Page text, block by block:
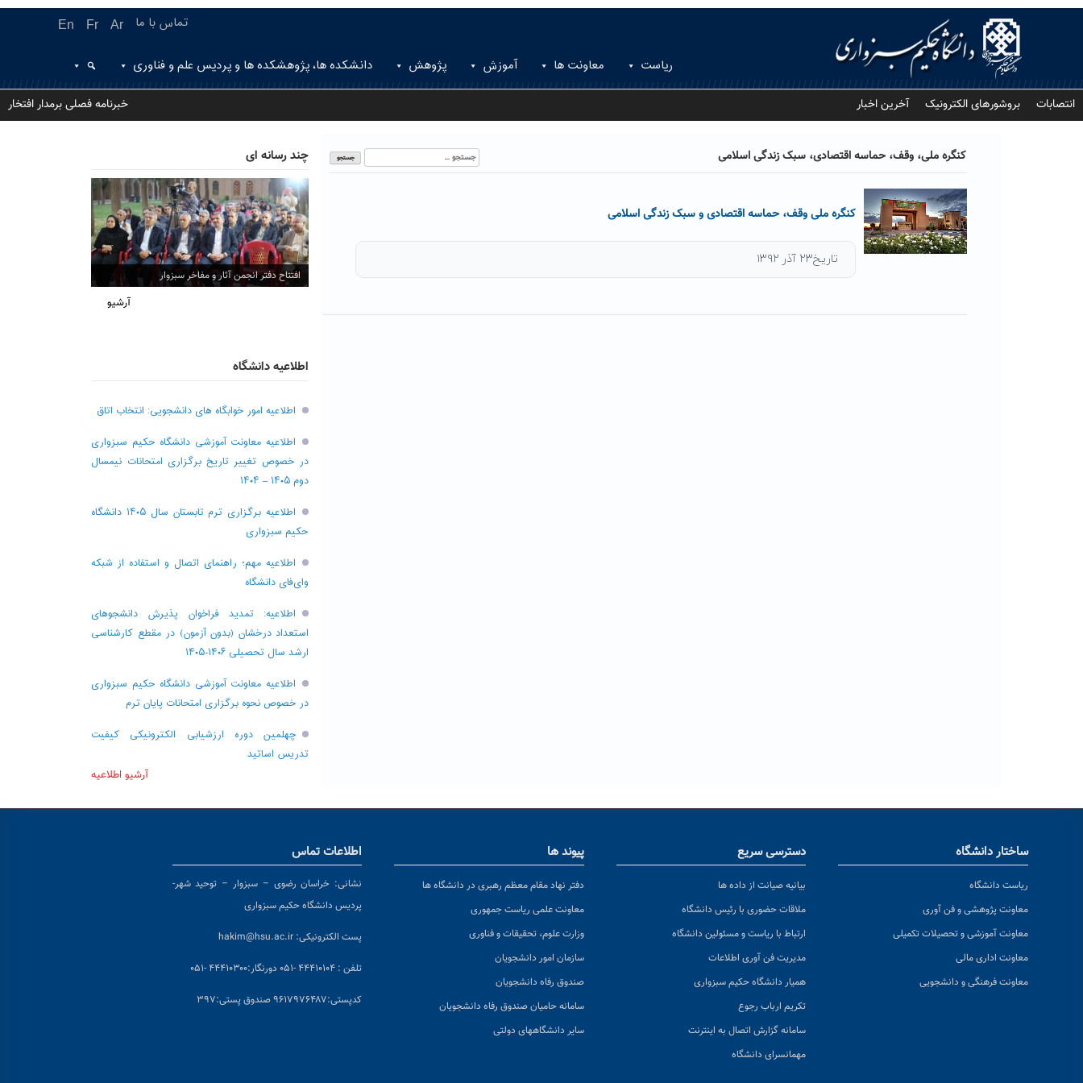
En Fr Ar تماس با ما
ریاست معاونت ها آموزش پژوهش دانشکده ها، پژوهشکده ها و پردیس علم و فناوری
انتصابات بروشورهای الکترونیک آخرین اخبار خبرنامه فصلی برمدار افتخار
کنگره ملی، وقف، حماسه اقتصادی، سبک زندگی اسلامی
جستجو
برای:
کنگره ملی وقف، حماسه اقتصادی و سبک زندگی اسلامی
تاریخ۲۳ آذر ۱۳۹۲
چند رسانه ای
افتتاح دفتر انجمن آثار و مفاخر سبزوار
آرشیو
اطلاعیه دانشگاه
اطلاعیه امور خوابگاه های دانشجویی: انتخاب اتاق
اطلاعیه معاونت آموزشی دانشگاه حکیم سبزواری
در خصوص تغییر تاریخ برگزاری امتحانات نیمسال
دوم ۱۴۰۵ – ۱۴۰۴
اطلاعیه برگزاری ترم تابستان سال ۱۴۰۵ دانشگاه
حکیم سبزواری
اطلاعیه مهم؛ راهنمای اتصال و استفاده از شبکه
وای‌فای دانشگاه
اطلاعیه: تمدید فراخوان پذیرش دانشجو‌های
استعداد درخشان (بدون آزمون) در مقطع کارشناسی
ارشد سال تحصیلی ۱۴۰۶-۱۴۰۵
اطلاعیه معاونت آموزشی دانشگاه حکیم سبزواری
در خصوص نحوه برگزاری امتحانات پایان ترم
چهلمین دوره ارزشیابی الکترونیکی کیفیت
تدریس اساتید
آرشیو اطلاعیه
ساختار دانشگاه
ریاست دانشگاه
معاونت پژوهشی و فن آوری
معاونت آموزشی و تحصیلات تکمیلی
معاونت اداری مالی
معاونت فرهنگی و دانشجویی
دسترسی سریع
بیانیه صیانت از داده ها
ملاقات حضوری با رئیس دانشگاه
ارتباط با ریاست و مسئولین دانشگاه
مدیریت فن آوری اطلاعات
همیار دانشگاه حکیم سبزواری
تکریم ارباب رجوع
سامانه گزارش اتصال به اینترنت
مهمانسرای دانشگاه
پیوند ها
دفتر نهاد مقام معظم رهبری در دانشگاه ها
معاونت علمی ریاست جمهوری
وزارت علوم، تحقیقات و فناوری
سازمان امور دانشجویان
صندوق رفاه دانشجویان
سامانه حامیان صندوق رفاه دانشجویان
سایر دانشگاههای دولتی
اطلاعات تماس
نشانی: خراسان رضوی – سبزوار – توحید شهر-
پردیس دانشگاه حکیم سبزواری
پست الکترونیکی: hakim@hsu.ac.ir
تلفن : ۴۴۴۱۰۱۰۴ -۰۵۱ دورنگار:۴۴۴۱۰۳۰۰ -۰۵۱
کدپستی:۹۶۱۷۹۷۶۴۸۷ صندوق پستی:۳۹۷